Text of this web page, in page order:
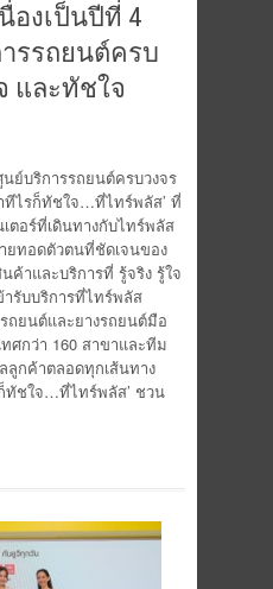
นื่องเป็นปีที่ 4
รรถยนต์ครบ
และทัชใจ
นย์บริการรถยนต์ครบวงจร
ทีไรก็ทัชใจ…ที่ไทร์พลัส’ ที่
เตอร์ที่เดินทางกับไทร์พลัส
ยทอดตัวตนที่ชัดเจนของ
ค้าและบริการที่ รู้จริง รู้ใจ
รับบริการที่ไทร์พลัส
ถยนต์และยางรถยนต์มือ
ศกว่า 160 สาขาและทีม
กค้าตลอดทุกเส้นทาง
ชใจ…ที่ไทร์พลัส’ ชวน